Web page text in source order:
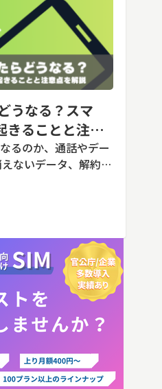
うなる？スマ
きることと注意
るのか、通話やデー
ないデータ、解約や
整理。さらに法人・